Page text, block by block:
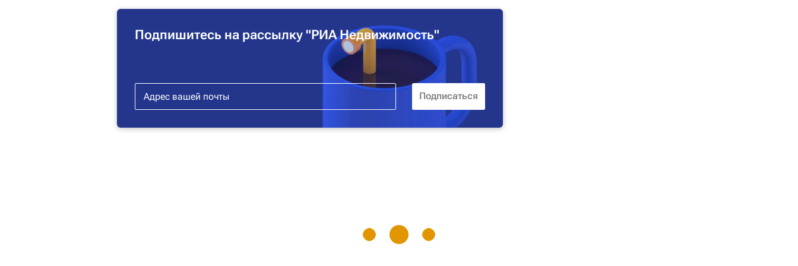
Подпишитесь на рассылку "РИА Недвижимость"